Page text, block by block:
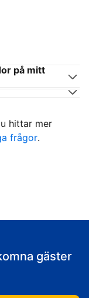
på mitt
hittar mer
frågor.
gäster